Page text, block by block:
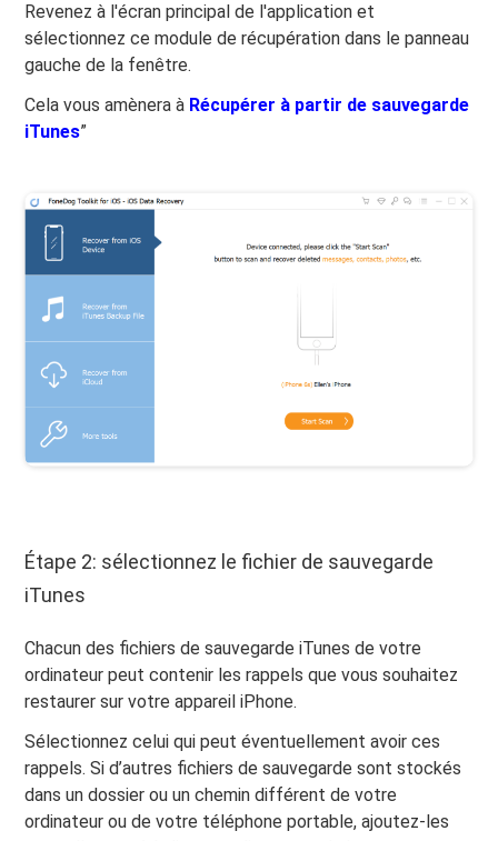
Revenez à l'écran principal de l'application et
sélectionnez ce module de récupération dans le panneau
gauche de la fenêtre.
Cela vous amènera à Récupérer à partir de sauvegarde
iTunes”
Étape 2: sélectionnez le fichier de sauvegarde
iTunes
Chacun des fichiers de sauvegarde iTunes de votre
ordinateur peut contenir les rappels que vous souhaitez
restaurer sur votre appareil iPhone.
Sélectionnez celui qui peut éventuellement avoir ces
rappels. Si d’autres fichiers de sauvegarde sont stockés
dans un dossier ou un chemin différent de votre
ordinateur ou de votre téléphone portable, ajoutez-les